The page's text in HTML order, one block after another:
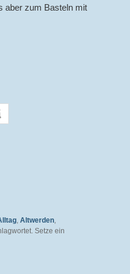
aber zum Basteln mit
, Altwerden,
Setze ein